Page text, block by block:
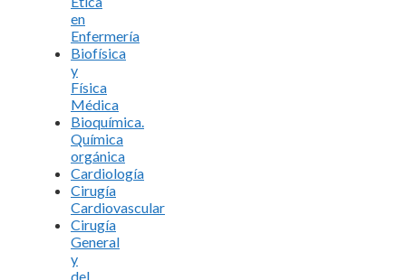
en
Enfermería
Biofísica
y
Física
Médica
Bioquímica.
Química
orgánica
Cardiología
Cirugía
Cardiovascular
Cirugía
General
y
del